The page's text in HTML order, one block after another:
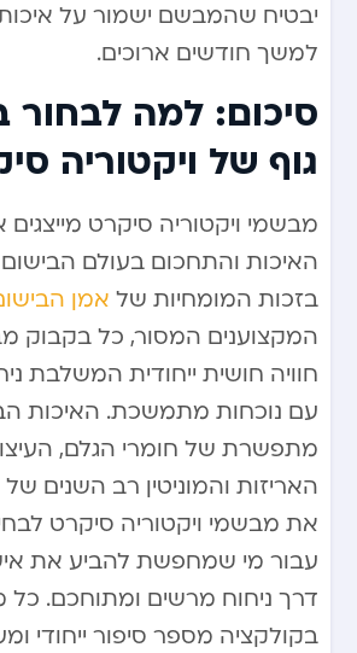
יבטיח שהמבשם ישמור על
למשך חודשים ארוכים.
סיכום: למה
גוף של ויקטוריה
מבשמי ויקטוריה סיקרט
האיכות והתחכום בעולם הבישום
בזכות המומחיות של אמן
המקצוענים המסור, כל
חוויה חושית ייחודית המשלבת
עם נוכחות מתמשכת. האיכות
מתפשרת של חומרי הגלם,
האריזות והמוניטין רב השנים
את מבשמי ויקטוריה סיקרט
עבור מי שמחפשת להביע את
דרך ניחוח מרשים ומתוחכם.
בקולקציה מספר סיפור ייחודי